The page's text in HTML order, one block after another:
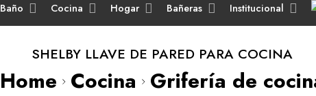
Baño Cocina Hogar Bañeras Institucional
SHELBY LLAVE DE PARED PARA COCINA
Home Cocina Grifería de